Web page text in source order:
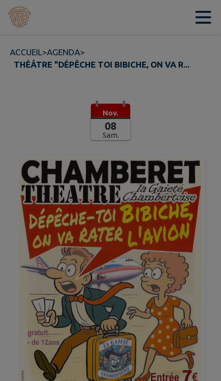
Contenu
ACCUEIL>AGENDA>
THÉÂTRE "DÉPÊCHE TOI BIBICHE, ON VA R...
Nov.
08
Sam.